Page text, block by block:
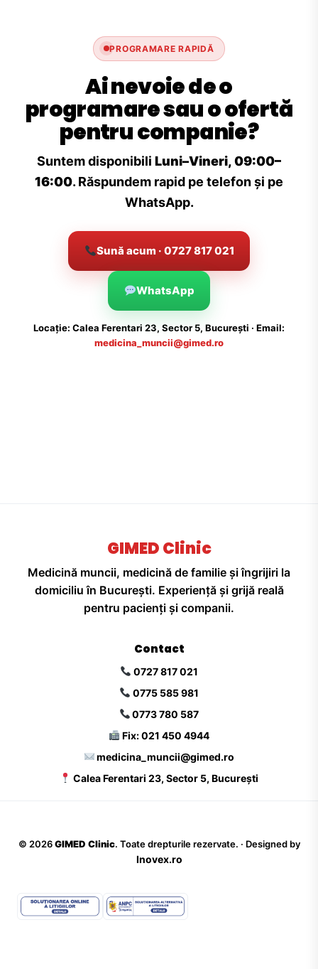
PROGRAMARE RAPIDĂ
Ai nevoie de o
programare sau o ofertă
pentru companie?
Suntem disponibili Luni–Vineri, 09:00–
16:00. Răspundem rapid pe telefon și pe
WhatsApp.
Sună acum · 0727 817 021
WhatsApp
Locație: Calea Ferentari 23, Sector 5, București · Email:
medicina_muncii@gimed.ro
GIMED Clinic
Medicină muncii, medicină de familie și îngrijiri la
domiciliu în București. Experiență și grijă reală
pentru pacienți și companii.
Contact
0727 817 021
0775 585 981
0773 780 587
Fix: 021 450 4944
medicina_muncii@gimed.ro
Calea Ferentari 23, Sector 5, București
© 2026 GIMED Clinic. Toate drepturile rezervate. · Designed by
Inovex.ro